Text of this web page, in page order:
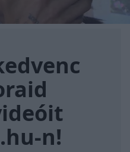
n!